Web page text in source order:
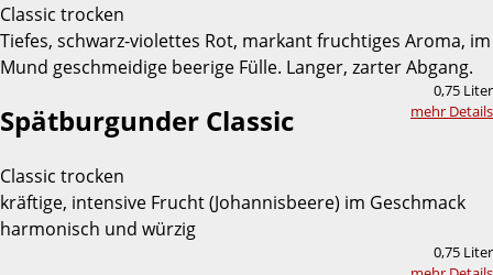
Classic trocken
Tiefes, schwarz-violettes Rot, markant fruchtiges Aroma, im
Mund geschmeidige beerige Fülle. Langer, zarter Abgang.
0,75 Liter
mehr Details
Spätburgunder Classic
Classic trocken
kräftige, intensive Frucht (Johannisbeere) im Geschmack
harmonisch und würzig
0,75 Liter